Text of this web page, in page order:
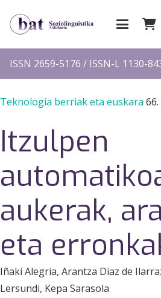
ISSN 2659-5176 / ISSN-L 1130-
Teknologia berriak eta euskara
Itzulpen
aukerak,
eta
Iñaki Alegria, Arantza Diaz de
Lersundi, Kepa Sarasola